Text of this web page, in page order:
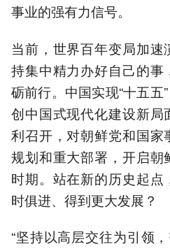
事业的强有力信号。
当前，世界百年变局加
持集中精力办好自己的事
砺前行。中国实现“十五五
创中国式现代化建设新局
利召开，对朝鲜党和国家
规划和重大部署，开启
时期。站在新的历史起
时俱进、得到更大发展？
“坚持以高层交往为引领